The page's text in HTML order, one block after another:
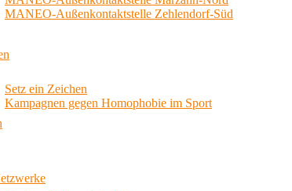
MANEO-Außenkontaktstelle Zehlendorf-Süd
Setz ein Zeichen
Kampagnen gegen Homophobie im Sport